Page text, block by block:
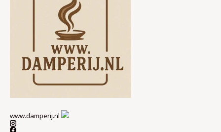
www.damperij.nl